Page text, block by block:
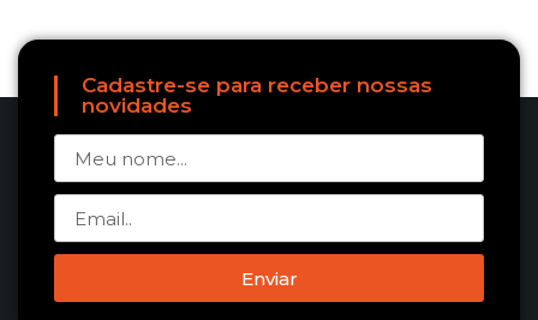
Cadastre-se para receber nossas
novidades
Enviar